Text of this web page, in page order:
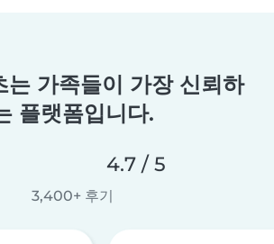
는 가족들이 가장 신뢰하
플랫폼입니다.
4.7 / 5
3,400+ 후기